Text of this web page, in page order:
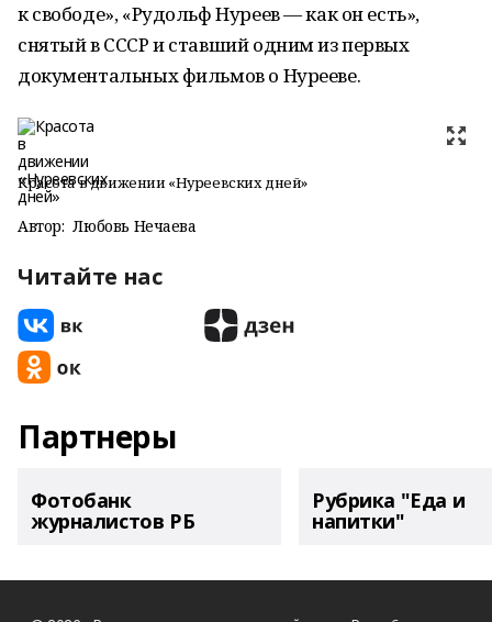
к свободе», «Рудольф Нуреев — как он есть»,
снятый в СССР и ставший одним из первых
документальных фильмов о Нурееве.
Красота в движении «Нуреевских дней»
Автор: Любовь Нечаева
Читайте нас
Партнеры
Фотобанк
журналистов РБ
Рубрика "Еда и
напитки"